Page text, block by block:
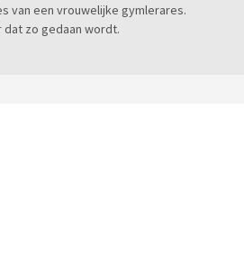
van een vrouwelijke gymlerares.
dat zo gedaan wordt.